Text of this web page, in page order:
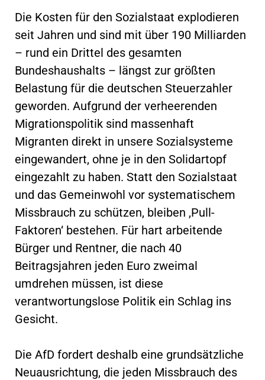
Die Kosten für den Sozialstaat explodieren
seit Jahren und sind mit über 190 Milliarden
– rund ein Drittel des gesamten
Bundeshaushalts – längst zur größten
Belastung für die deutschen Steuerzahler
geworden. Aufgrund der verheerenden
Migrationspolitik sind massenhaft
Migranten direkt in unsere Sozialsysteme
eingewandert, ohne je in den Solidartopf
eingezahlt zu haben. Statt den Sozialstaat
und das Gemeinwohl vor systematischem
Missbrauch zu schützen, bleiben ,Pull-
Faktoren‘ bestehen. Für hart arbeitende
Bürger und Rentner, die nach 40
Beitragsjahren jeden Euro zweimal
umdrehen müssen, ist diese
verantwortungslose Politik ein Schlag ins
Gesicht.
Die AfD fordert deshalb eine grundsätzliche
Neuausrichtung, die jeden Missbrauch des